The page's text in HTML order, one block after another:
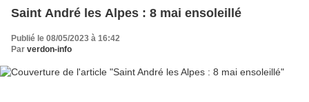
Saint André les Alpes : 8 mai ensoleillé
Publié le 08/05/2023 à 16:42
Par verdon-info